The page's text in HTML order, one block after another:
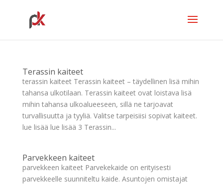
Terassin kaiteet
terassin kaiteet Terassin kaiteet – täydellinen lisä mihin
tahansa ulkotilaan. Terassin kaiteet ovat loistava lisä
mihin tahansa ulkoalueeseen, sillä ne tarjoavat
turvallisuutta ja tyyliä. Valitse tarpeisiisi sopivat kaiteet.
lue lisää lue lisää 3 Terassin...
Parvekkeen kaiteet
parvekkeen kaiteet Parvekekaide on erityisesti
parvekkeelle suunniteltu kaide. Asuntojen omistajat